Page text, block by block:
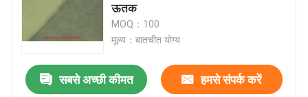
ऊतक
MOQ：100
मूल्य：बातचीत योग्य
सबसे अच्छी कीमत हमसे संपर्क करें